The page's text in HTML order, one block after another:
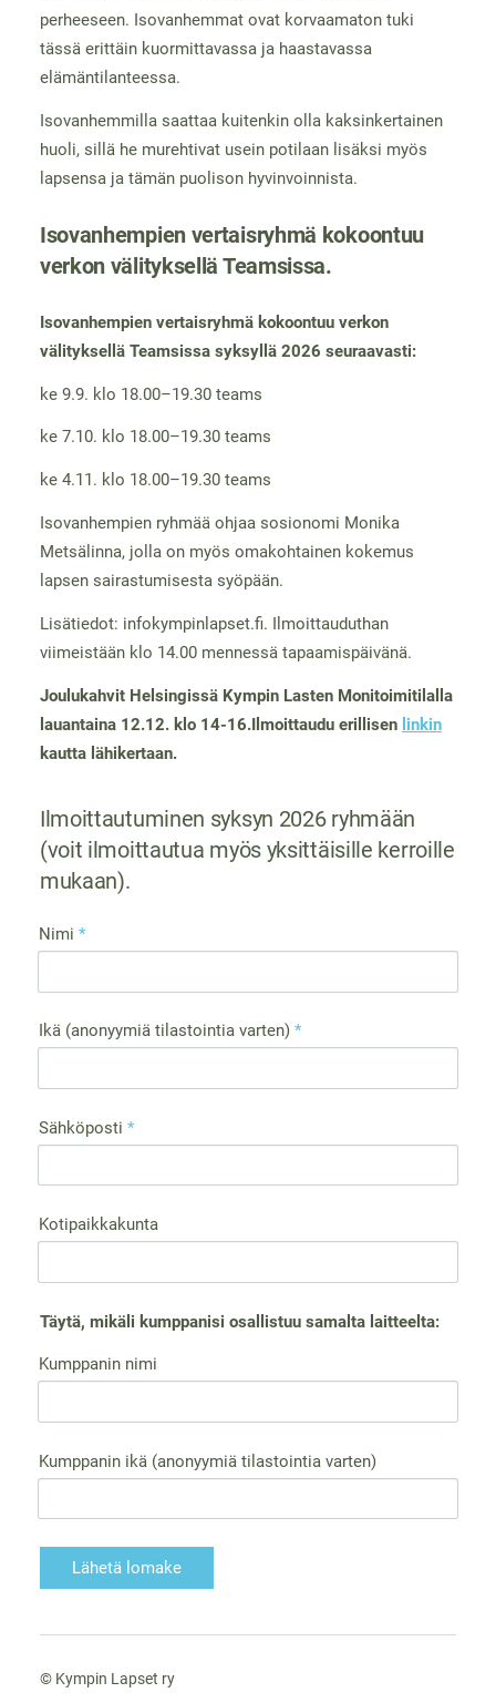
perheeseen. Isovanhemmat ovat korvaamaton tuki
tässä erittäin kuormittavassa ja haastavassa
elämäntilanteessa.
Isovanhemmilla saattaa kuitenkin olla kaksinkertainen
huoli, sillä he murehtivat usein potilaan lisäksi myös
lapsensa ja tämän puolison hyvinvoinnista.
Isovanhempien vertaisryhmä kokoontuu
verkon välityksellä Teamsissa.
Isovanhempien vertaisryhmä kokoontuu verkon
välityksellä Teamsissa syksyllä 2026 seuraavasti:
ke 9.9. klo 18.00–19.30 teams
ke 7.10. klo 18.00–19.30 teams
ke 4.11. klo 18.00–19.30 teams
Isovanhempien ryhmää ohjaa sosionomi Monika
Metsälinna, jolla on myös omakohtainen kokemus
lapsen sairastumisesta syöpään.
Lisätiedot: infokympinlapset.fi. Ilmoittauduthan
viimeistään klo 14.00 mennessä tapaamispäivänä.
Joulukahvit Helsingissä Kympin Lasten Monitoimitilalla
lauantaina 12.12. klo 14-16.Ilmoittaudu erillisen linkin
kautta lähikertaan.
Ilmoittautuminen syksyn 2026 ryhmään
(voit ilmoittautua myös yksittäisille kerroille
mukaan).
Nimi *
Ikä (anonyymiä tilastointia varten) *
Sähköposti *
Kotipaikkakunta
Täytä, mikäli kumppanisi osallistuu samalta laitteelta:
Kumppanin nimi
Kumppanin ikä (anonyymiä tilastointia varten)
Lähetä lomake
© Kympin Lapset ry